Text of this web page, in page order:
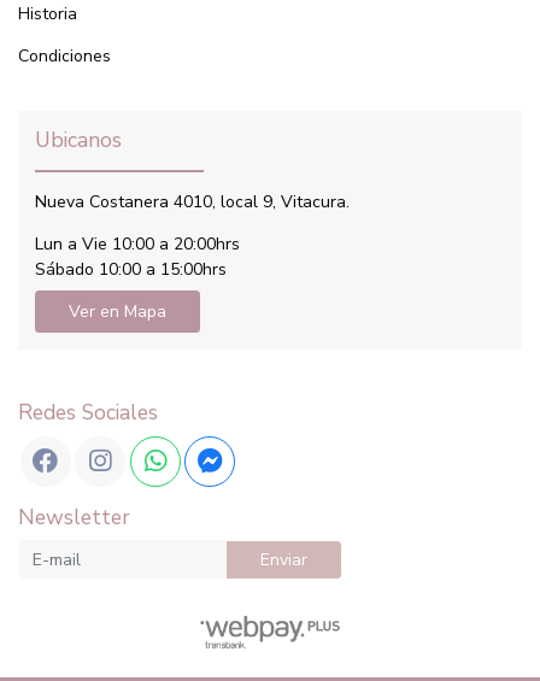
Historia
Condiciones
Ubicanos
Nueva Costanera 4010, local 9, Vitacura.
Lun a Vie 10:00 a 20:00hrs
Sábado 10:00 a 15:00hrs
Ver en Mapa
Redes Sociales
Newsletter
Enviar